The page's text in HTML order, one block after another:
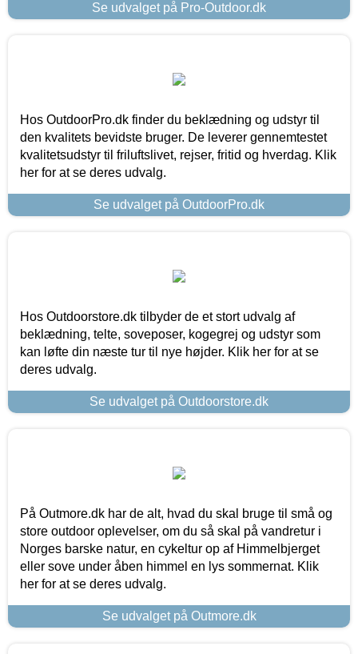
Se udvalget på Pro-Outdoor.dk
Hos OutdoorPro.dk finder du beklædning og udstyr til
den kvalitets bevidste bruger. De leverer gennemtestet
kvalitetsudstyr til friluftslivet, rejser, fritid og hverdag. Klik
her for at se deres udvalg.
Se udvalget på OutdoorPro.dk
Hos Outdoorstore.dk tilbyder de et stort udvalg af
beklædning, telte, soveposer, kogegrej og udstyr som
kan løfte din næste tur til nye højder. Klik her for at se
deres udvalg.
Se udvalget på Outdoorstore.dk
På Outmore.dk har de alt, hvad du skal bruge til små og
store outdoor oplevelser, om du så skal på vandretur i
Norges barske natur, en cykeltur op af Himmelbjerget
eller sove under åben himmel en lys sommernat. Klik
her for at se deres udvalg.
Se udvalget på Outmore.dk